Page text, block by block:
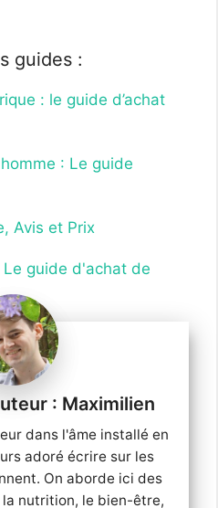
guides :
: le guide d’achat
: Le guide
Avis et Prix
guide d'achat de
Maximilien
dans l'âme installé en
adoré écrire sur les
On aborde ici des
nutrition, le bien-être,